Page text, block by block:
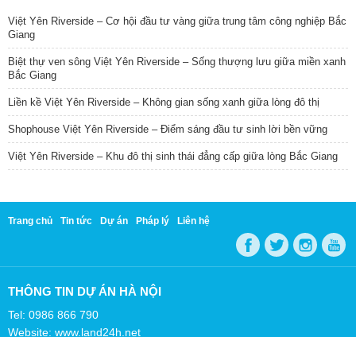
Việt Yên Riverside – Cơ hội đầu tư vàng giữa trung tâm công nghiệp Bắc
Giang
Biệt thự ven sông Việt Yên Riverside – Sống thượng lưu giữa miền xanh
Bắc Giang
Liền kề Việt Yên Riverside – Không gian sống xanh giữa lòng đô thị
Shophouse Việt Yên Riverside – Điểm sáng đầu tư sinh lời bền vững
Việt Yên Riverside – Khu đô thị sinh thái đẳng cấp giữa lòng Bắc Giang
Trang chủ Tin tức Dự án Pháp lý Liên hệ
THÔNG TIN DỰ ÁN HÀ NỘI
Tel: 0986 866 790
Website: www.land24h.net